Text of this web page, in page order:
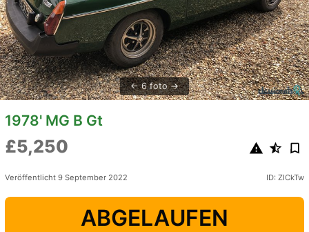
6 foto
1978' MG B Gt
£5,250
Veröffentlicht 9 September 2022 ID: ZICkTw
ABGELAUFEN